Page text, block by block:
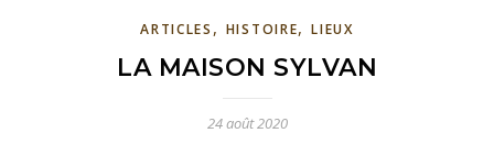
ARTICLES , HISTOIRE,LIEUX
LA MAISON SYLVAN
24 août 2020